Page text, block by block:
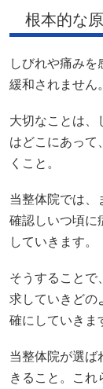
根本的な
しびれや痛み
緩和されません。
大切なことは、
はどこにあって
くこと。
当整体院では、
確認しいつ頃に
していきます。
そうすることで
求していきどの
確にしていきま
当整体院が選ば
きること。これ